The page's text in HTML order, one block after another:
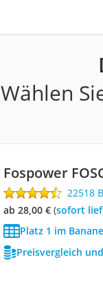
Wählen
Fospower
22518
ab 28,00 €( Sofort
Platz 1 im
Preisvergleich